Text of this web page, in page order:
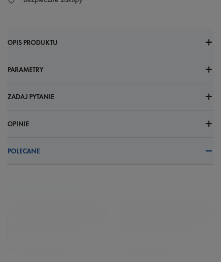
OPIS PRODUKTU
PARAMETRY
ZADAJ PYTANIE
OPINIE
POLECANE